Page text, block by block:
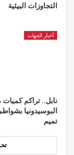
التجاوزات البيئية
أخبار الجهات
نابل.. تراكم
البوسيدونيا
تميم